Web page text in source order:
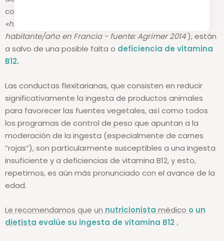
constante disminución (
«hígados de buey» ronda los 150 gramos por
habitante/año en Francia - fuente: Agrimer 2014), están
a salvo de una posible falta o
Las conductas flexitarianas, que consisten en reducir
significativamente la ingesta de productos animales
para favorecer las fuentes vegetales, así como todos
los programas de control de peso que apuntan a la
moderación de la ingesta (especialmente de carnes
“rojas”), son particularmente susceptibles a una ingesta
insuficiente y a deficiencias de vitamina B12, y esto,
repetimos, es aún más pronunciado con el avance de la
Le recomendamos que un nutricionista médico
evalúe su ingesta de vitamina B12